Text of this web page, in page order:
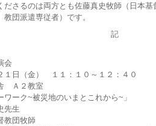
ださるのは両方とも佐藤真史牧師（日本
団派遣専従者）です。
記
会
１日（金） １１：１０～１２：４０
Ａ２教室
ワーク~被災地のいまとこれから~」
先生
団牧師